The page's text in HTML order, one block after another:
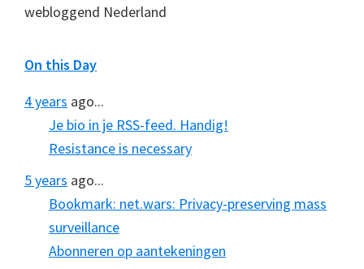
webloggend Nederland
On this Day
4 years ago...
Je bio in je RSS-feed. Handig!
Resistance is necessary
5 years ago...
Bookmark: net.wars: Privacy-preserving mass
surveillance
Abonneren op aantekeningen